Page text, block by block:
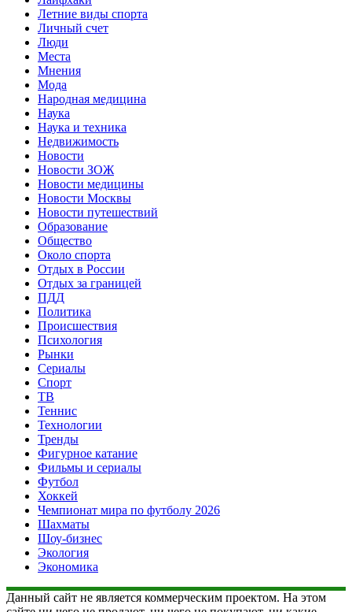
Летние виды спорта
Личный счет
Люди
Места
Мнения
Мода
Народная медицина
Наука
Наука и техника
Недвижимость
Новости
Новости ЗОЖ
Новости медицины
Новости Москвы
Новости путешествий
Образование
Общество
Около спорта
Отдых в России
Отдых за границей
ПДД
Политика
Происшествия
Психология
Рынки
Сериалы
Спорт
ТВ
Теннис
Технологии
Тренды
Фигурное катание
Фильмы и сериалы
Футбол
Хоккей
Чемпионат мира по футболу 2026
Шахматы
Шоу-бизнес
Экология
Экономика
Данный сайт не является коммерческим проектом. На этом